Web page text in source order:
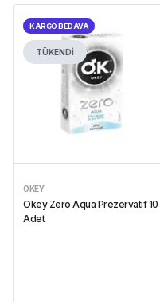
KARGO BEDAVA
TÜKENDİ
OKEY
Okey Zero Aqua Prezervatif 10
Adet